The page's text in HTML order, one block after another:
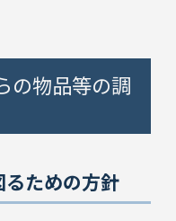
の物品等の調
ための方針